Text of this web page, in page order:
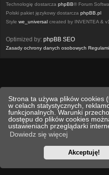
Strona ta używa plików cookies
w celach statystycznych,
funkcjonalnych. Warunki
dostępu do plików cookies
ustawieniach przeglądarki
Dowiedz się więcej
Akceptuję!
Technologię dostarcza phpBB® Forum
Polski pakiet językowy dostarcza phpBB.pl
Style we_universal created by INVENTEA &
Optimized by: phpBB SEO
Zasady ochrony danych osobowych